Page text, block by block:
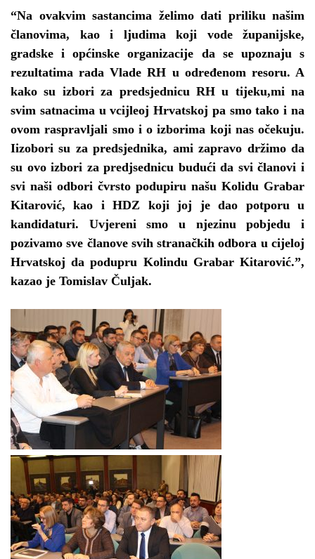
“Na ovakvim sastancima želimo dati priliku našim
članovima, kao i ljudima koji vode županijske,
gradske i općinske organizacije da se upoznaju s
rezultatima rada Vlade RH u određenom resoru. A
kako su izbori za predsjednicu RH u tijeku,mi na
svim satnacima u vcijleoj Hrvatskoj pa smo tako i na
ovom raspravljali smo i o izborima koji nas očekuju.
Iizobori su za predsjednika, ami zapravo držimo da
su ovo izbori za predjsednicu budući da svi članovi i
svi naši odbori čvrsto podupiru našu Kolidu Grabar
Kitarović, kao i HDZ koji joj je dao potporu u
kandidaturi. Uvjereni smo u njezinu pobjedu i
pozivamo sve članove svih stranačkih odbora u cijeloj
Hrvatskoj da podupru Kolindu Grabar Kitarović.”,
kazao je Tomislav Čuljak.